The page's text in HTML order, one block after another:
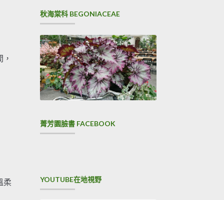
柔
秋海棠科 BEGONIACEAE
菁芳園臉書 FACEBOOK
YOUTUBE在地視野